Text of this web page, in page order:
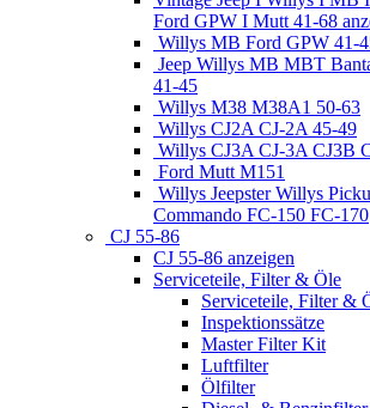
Ford GPW I Mutt 41-68
Willys MB Ford GPW 41-
Jeep Willys MB MBT
41-45
Willys M38 M38A1 50-63
Willys CJ2A CJ-2A 45-49
Willys CJ3A CJ-3A CJ3B
Ford Mutt M151
Willys Jeepster Willys
Commando FC-150 FC-170
CJ 55-86
CJ 55-86 anzeigen
Serviceteile, Filter & Öle
Serviceteile, Filter &
Inspektionssätze
Master Filter Kit
Luftfilter
Ölfilter